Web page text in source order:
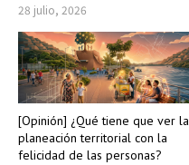
28 julio, 2026
[Opinión] ¿Qué tiene que ver la
planeación territorial con la
felicidad de las personas?